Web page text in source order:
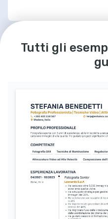
Madrelingua
Tutti gli